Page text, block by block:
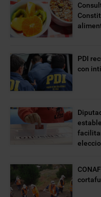
PDI
con